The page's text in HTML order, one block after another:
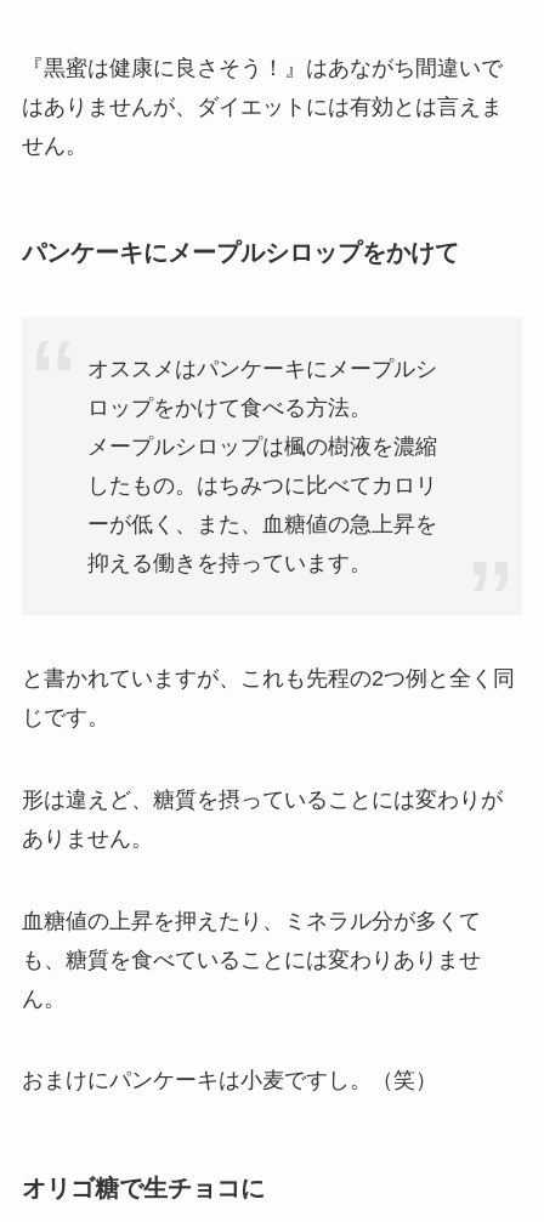
『黒蜜は健康に良さそう！』はあながち間違いで
はありませんが、ダイエットには有効とは言えま
せん。
パンケーキにメープルシロップをかけて
オススメはパンケーキにメープルシ
ロップをかけて食べる方法。
メープルシロップは楓の樹液を濃縮
したもの。はちみつに比べてカロリ
ーが低く、また、血糖値の急上昇を
抑える働きを持っています。
と書かれていますが、これも先程の2つ例と全く同
じです。
形は違えど、糖質を摂っていることには変わりが
ありません。
血糖値の上昇を押えたり、ミネラル分が多くて
も、糖質を食べていることには変わりありませ
ん。
おまけにパンケーキは小麦ですし。（笑）
オリゴ糖で生チョコに